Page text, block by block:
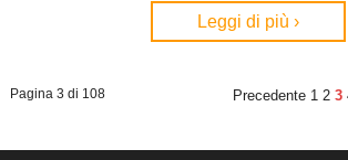
Leggi di più ›
Pagina 3 di 108 Precedente 1 2 3